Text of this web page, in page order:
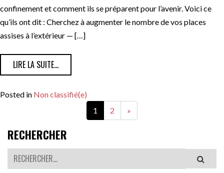
confinement et comment ils se préparent pour l’avenir. Voici ce
qu’ils ont dit : Cherchez à augmenter le nombre de vos places
assises à l’extérieur — […]
LIRE LA SUITE…FROM DES ADAPTATIONS CRÉATIVES QUI FONT
Posted in Non classifié(e)
1
2 »
RECHERCHER
Rechercher